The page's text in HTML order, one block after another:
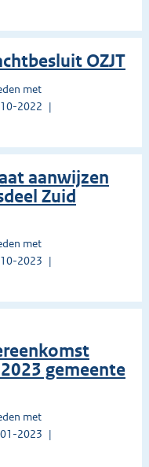
OZJT
met
2022
aanwijzen
Zuid
met
2023
gemeente
met
2023